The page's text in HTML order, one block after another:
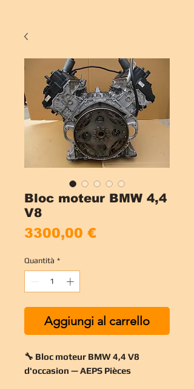
Bloc moteur BMW 4,4
V8
3300,00 €
Quantità *
Aggiungi al carrello
🔧 Bloc moteur BMW 4,4 V8
d'occasion — AEPS Pièces